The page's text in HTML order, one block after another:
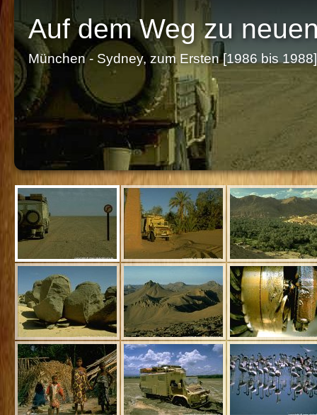
Auf dem Weg zu
München - Sydney, zum Ersten [1986 bis 1988]